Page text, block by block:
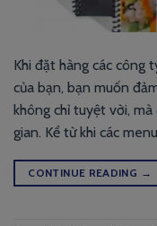
Khi đặt hàng các công
của bạn, bạn muốn
không chỉ tuyệt vời,
gian. Kể từ khi các
CONTINUE READING →